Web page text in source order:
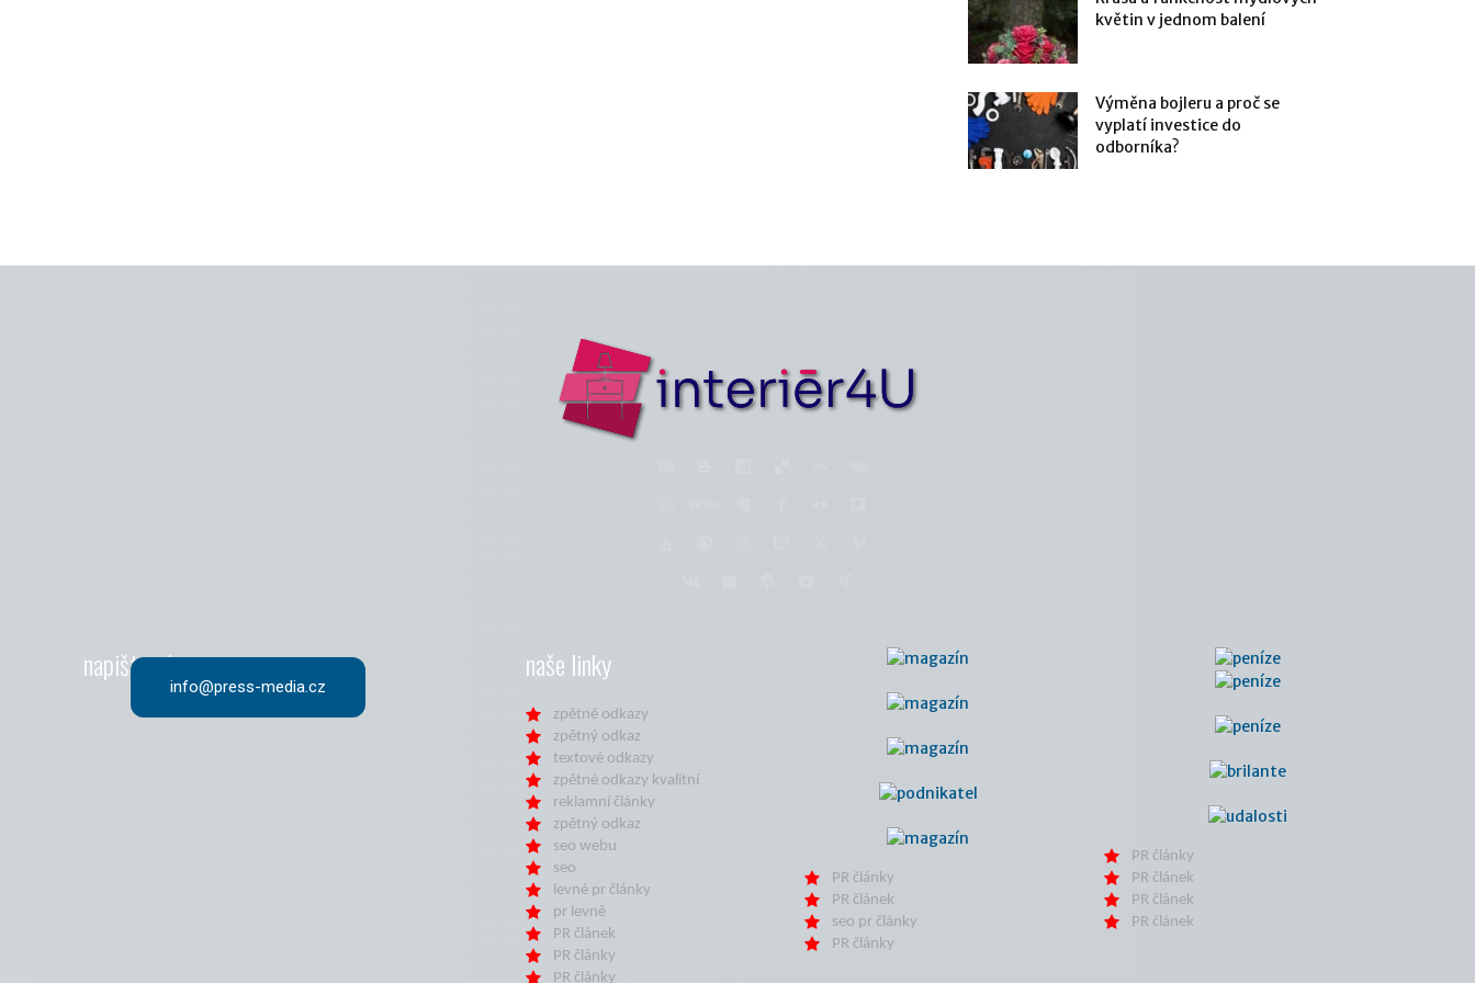
květin v jednom balení
Výměna bojleru a proč se
vyplatí investice do
odborníka?
napište nám
info@press-media.cz
naše linky
zpětné odkazy
zpětný odkaz
textové odkazy
zpětné odkazy kvalitní
reklamní články
zpětný odkaz
seo webu
seo
levné pr články
pr levně
PR článek
PR články
PR články
PR články
PR článek
seo pr články
PR články
PR články
PR článek
PR článek
PR článek